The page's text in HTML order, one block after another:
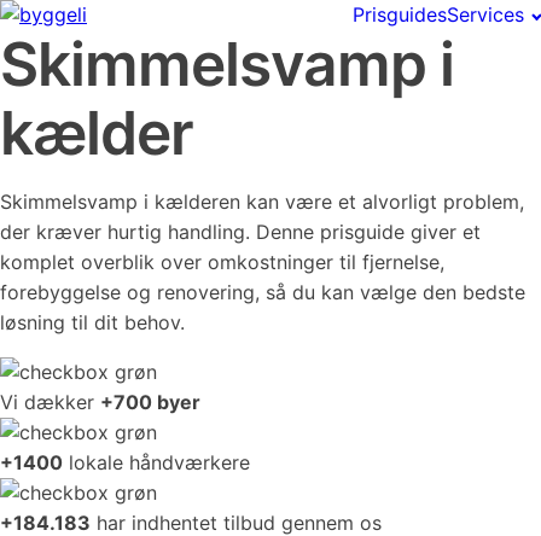
PrisguidesServices
Skimmelsvamp i
kælder
Skimmelsvamp i kælderen kan være et alvorligt problem,
der kræver hurtig handling. Denne prisguide giver et
komplet overblik over omkostninger til fjernelse,
forebyggelse og renovering, så du kan vælge den bedste
løsning til dit behov.
Vi dækker +700 byer
+1400 lokale håndværkere
+184.183 har indhentet tilbud gennem os